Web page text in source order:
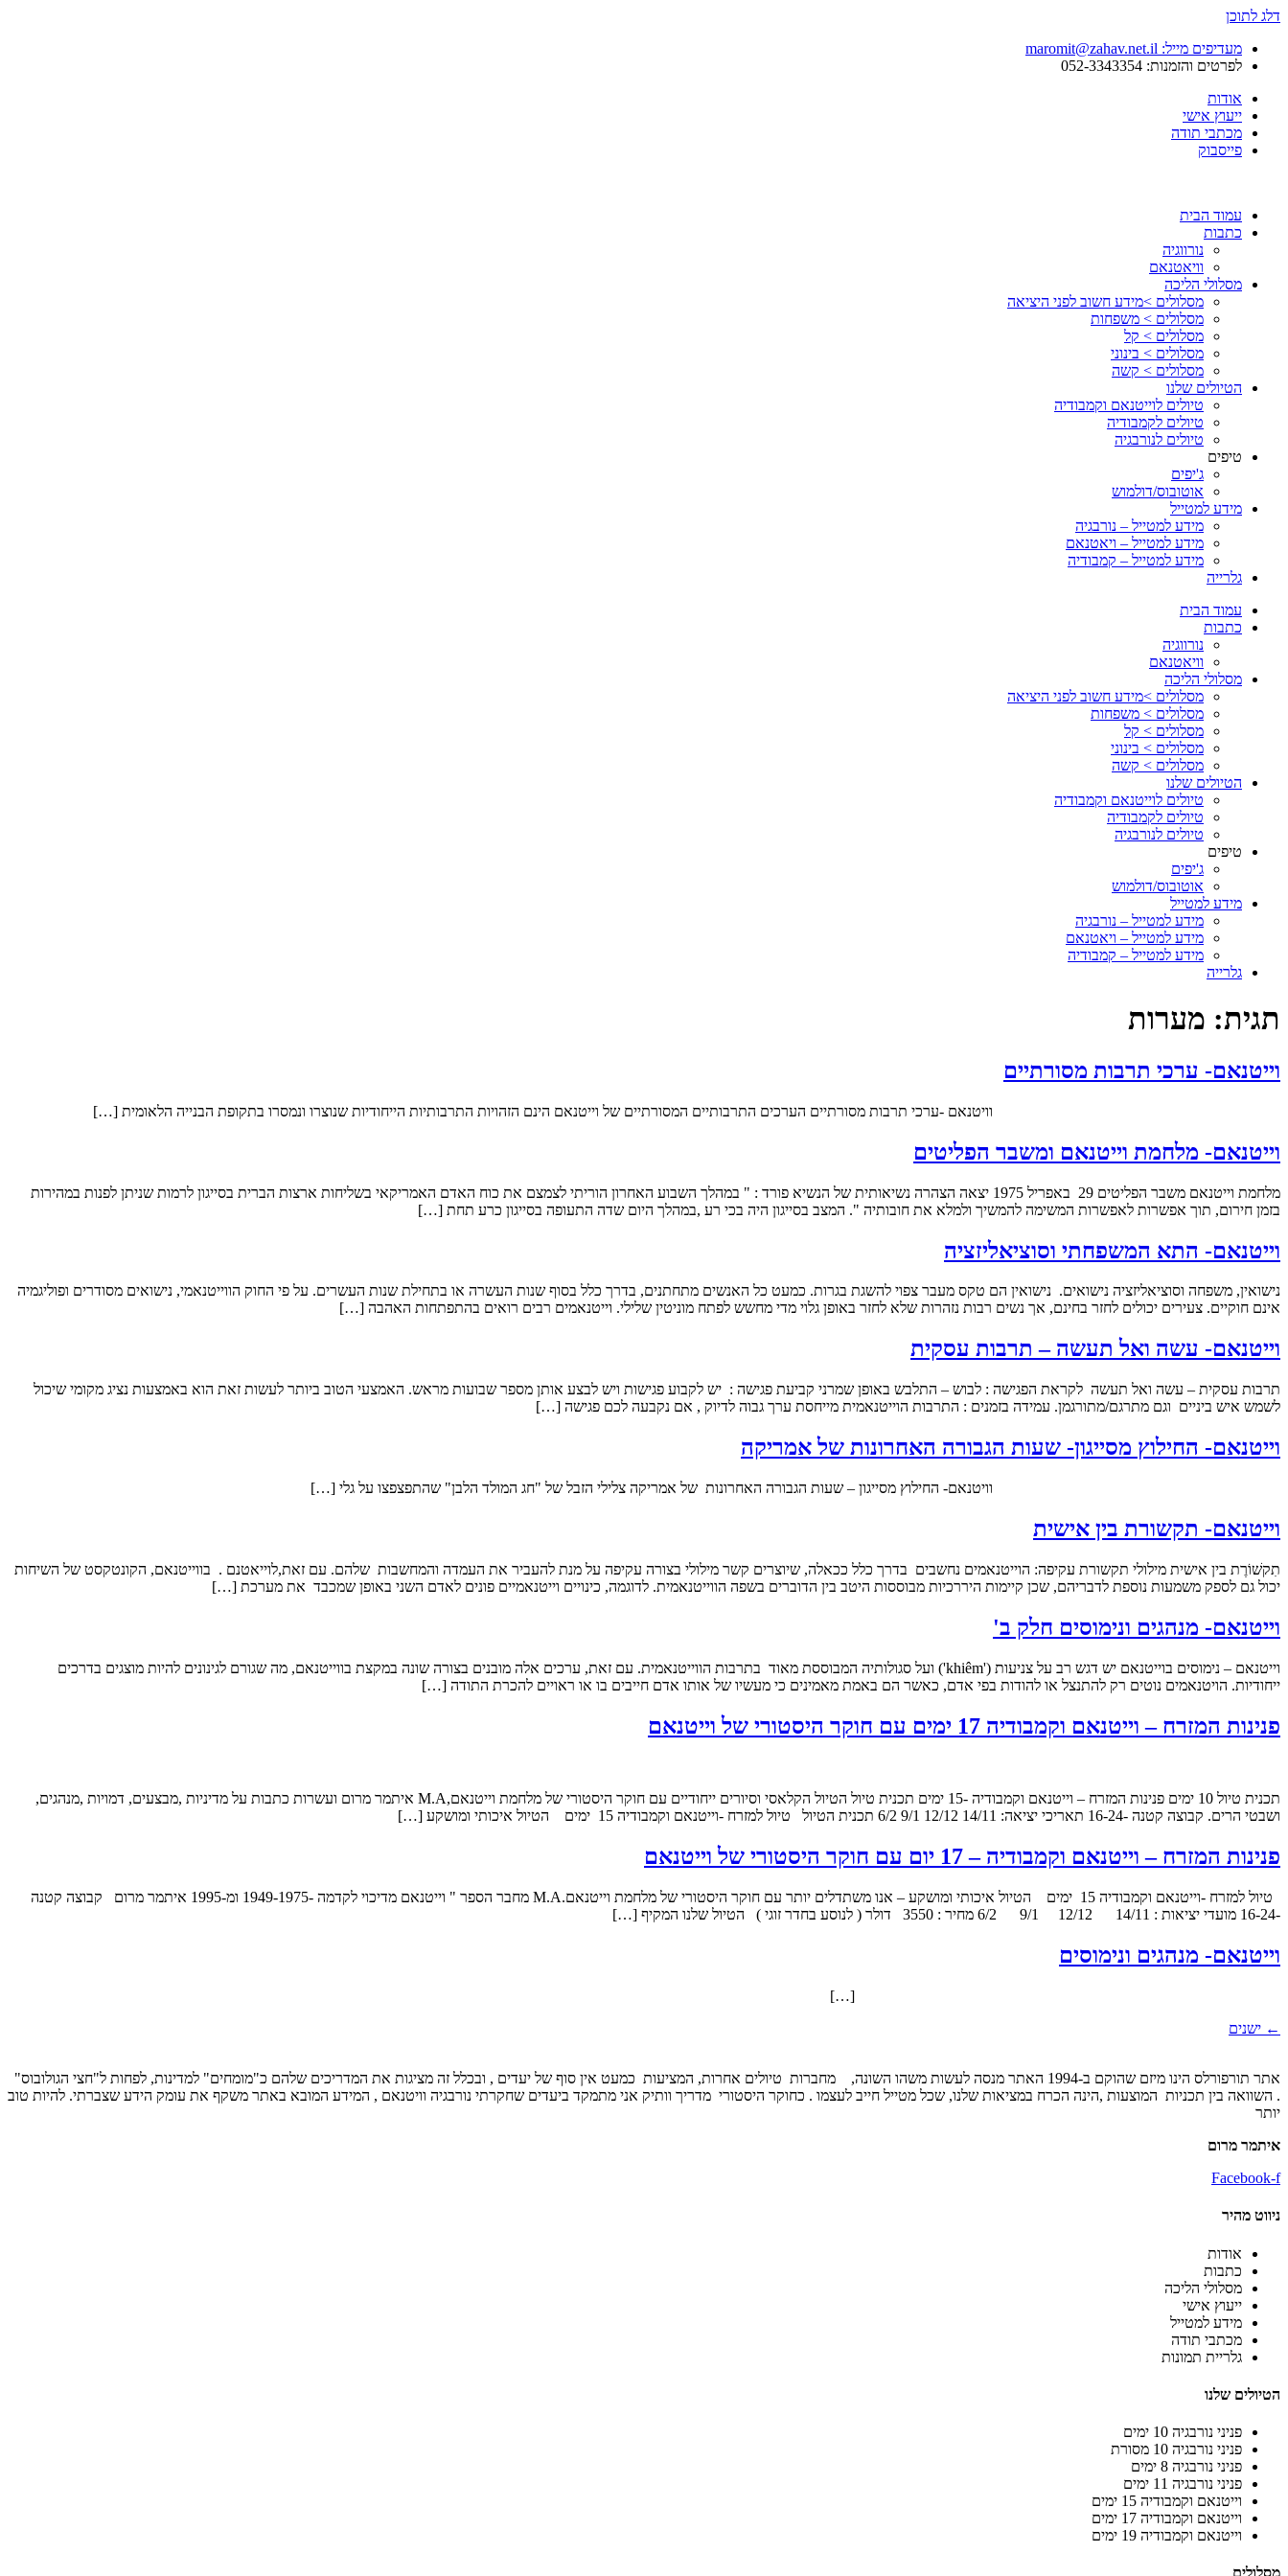
דלג לתוכן
מעדיפים מייל: maromit@zahav.net.il‏
לפרטים והזמנות: 052-3343354
אודות
ייעוץ אישי
מכתבי תודה
פייסבוק
עמוד הבית
כתבות
נורווגיה
וויאטנאם
מסלולי הליכה
מסלולים >מידע חשוב לפני היציאה
מסלולים > משפחות
מסלולים > קל
מסלולים > בינוני
מסלולים > קשה
הטיולים שלנו
טיולים לוייטנאם וקמבודיה
טיולים לקמבודיה
טיולים לנורבגיה
טיפים
ג'יפים
אוטובוס/דולמוש
מידע למטייל
מידע למטייל – נורבגיה
מידע למטייל – ויאטנאם
מידע למטייל – קמבודיה
גלרייה
עמוד הבית
כתבות
נורווגיה
וויאטנאם
מסלולי הליכה
מסלולים >מידע חשוב לפני היציאה
מסלולים > משפחות
מסלולים > קל
מסלולים > בינוני
מסלולים > קשה
הטיולים שלנו
טיולים לוייטנאם וקמבודיה
טיולים לקמבודיה
טיולים לנורבגיה
טיפים
ג'יפים
אוטובוס/דולמוש
מידע למטייל
מידע למטייל – נורבגיה
מידע למטייל – ויאטנאם
מידע למטייל – קמבודיה
גלרייה
תגית: מערות
וייטנאם- ערכי תרבות מסורתיים
וויטנאם -ערכי תרבות מסורתיים הערכים התרבותיים המסורתיים של וייטנאם הינם הזהויות התרבותיות הייחודיות שנוצרו ונמסרו בתקופת הבנייה הלאומית […]
וייטנאם- מלחמת וייטנאם ומשבר הפליטים
מלחמת וייטנאם משבר הפליטים 29 באפריל 1975 יצאה הצהרה נשיאותית של הנשיא פורד : " במהלך השבוע האחרון הוריתי לצמצם את כוח האדם האמריקאי בשליחות ארצות הברית בסייגון לרמות שניתן לפנות במהירות
בזמן חירום, תוך אפשרות לאפשרות המשימה להמשיך ולמלא את חובותיה ". המצב בסייגון היה בכי רע ,במהלך היום שדה התעופה בסייגון כרע תחת […]
וייטנאם- התא המשפחתי וסוציאליזציה
נישואין, משפחה וסוציאליזציה נישואים. נישואין הם טקס מעבר צפוי להשגת בגרות. כמעט כל האנשים מתחתנים, בדרך כלל בסוף שנות העשרה או בתחילת שנות העשרים. על פי החוק הווייטנאמי, נישואים מסודרים ופוליגמיה
אינם חוקיים. צעירים יכולים לחזר בחינם, אך נשים רבות נזהרות שלא לחזר באופן גלוי מדי מחשש לפתח מוניטין שלילי. וייטנאמים רבים רואים בהתפתחות האהבה […]
וייטנאם- עשה ואל תעשה – תרבות עסקית
תרבות עסקית – עשה ואל תעשה לקראת הפגישה : לבוש – התלבש באופן שמרני קביעת פגישה : יש לקבוע פגישות ויש לבצע אותן מספר שבועות מראש. האמצעי הטוב ביותר לעשות זאת הוא באמצעות נציג מקומי שיכול
לשמש איש ביניים וגם מתרגם/מתורגמן. עמידה בזמנים : התרבות הוייטנאמית מייחסת ערך גבוה לדיוק , אם נקבעה לכם פגישה […]
וייטנאם- החילוץ מסייגון- שעות הגבורה האחרונות של אמריקה
וויטנאם- החילוץ מסייגון – שעות הגבורה האחרונות של אמריקה צלילי הזבל של "חג המולד הלבן" שהתפצפצו על גלי […]
וייטנאם- תקשורת בין אישית
תִקשׁוֹרֶת בין אישית מילולי תקשורת עקיפה: הוייטנאמים נחשבים בדרך כלל ככאלה, שיוצרים קשר מילולי בצורה עקיפה על מנת להעביר את העמדה והמחשבות שלהם. עם זאת,לוייאטנם . בווייטנאם, הקונטקסט של השיחות
יכול גם לספק משמעות נוספת לדבריהם, שכן קיימות היררכיות מבוססות היטב בין הדוברים בשפה הווייטנאמית. לדוגמה, כינויים וייטנאמיים פונים לאדם השני באופן שמכבד את מערכת […]
וייטנאם- מנהגים ונימוסים חלק ב'
וייטנאם – נימוסים בוייטנאם יש דגש רב על צניעות ('khiêm') ועל סגולותיה המבוססת מאוד בתרבות הווייטנאמית. עם זאת, ערכים אלה מובנים בצורה שונה במקצת בווייטנאם, מה שגורם לגינונים להיות מוצגים בדרכים
ייחודיות. הויטנאמים נוטים רק להתנצל או להודות בפי אדם, כאשר הם באמת מאמינים כי מעשיו של אותו אדם חייבים בו או ראויים להכרת התודה […]
פנינות המזרח – וייטנאם וקמבודיה 17 ימים עם חוקר היסטורי של וייטנאם
תכנית טיול 10 ימים פנינות המזרח – וייטנאם וקמבודיה -15 ימים תכנית טיול הטיול הקלאסי וסיורים ייחודיים עם חוקר היסטורי של מלחמת וייטנאם,M.A איתמר מרום ועשרות כתבות על מדיניות ,מבצעים, דמויות ,מנהגים,
ושבטי הרים. קבוצה קטנה -16-24 תאריכי יציאה: 14/11 12/12 9/1 6/2 תכנית הטיול טיול למזרח -וייטנאם וקמבודיה 15 ימים הטיול איכותי ומושקע […]
פנינות המזרח – וייטנאם וקמבודיה – 17 יום עם חוקר היסטורי של וייטנאם
טיול למזרח -וייטנאם וקמבודיה 15 ימים הטיול איכותי ומושקע – אנו משתדלים יותר עם חוקר היסטורי של מלחמת וייטנאם.M.A מחבר הספר " וייטנאם מדיכוי לקדמה -1949-1975 ומ-1995 איתמר מרום קבוצה קטנה
-16-24 מועדי יציאות : 14/11 12/12 9/1 6/2 מחיר : 3550 דולר ( לנוסע בחדר זוגי ) הטיול שלנו המקיף […]
וייטנאם- מנהגים ונימוסים
[…]
← ישנים
אתר תורפורלס הינו מיזם שהוקם ב-1994 האתר מנסה לעשות משהו השונה, מחברות טיולים אחרות, המציעות כמעט אין סוף של יעדים , ובכלל זה מציגות את המדריכים שלהם כ"מומחים" למדינות, לפחות ל"חצי הגולובוס"
. השוואה בין תכניות המוצעות ,הינה הכרח במציאות שלנו, שכל מטייל חייב לעצמו . כחוקר היסטורי מדריך וותיק אני מתמקד ביעדים שחקרתי נורבגיה וויטנאם , המידע המובא באתר משקף את עומק הידע שצברתי. להיות טוב
יותר
איתמר מרום
Facebook-f
ניווט מהיר
אודות
כתבות
מסלולי הליכה
ייעוץ אישי
מידע למטייל
מכתבי תודה
גלריית תמונות
הטיולים שלנו
פניני נורבגיה 10 ימים
פניני נורבגיה 10 מסורת
פניני נורבגיה 8 ימים
פניני נורבגיה 11 ימים
וייטנאם וקמבודיה 15 ימים
וייטנאם וקמבודיה 17 ימים
וייטנאם וקמבודיה 19 ימים